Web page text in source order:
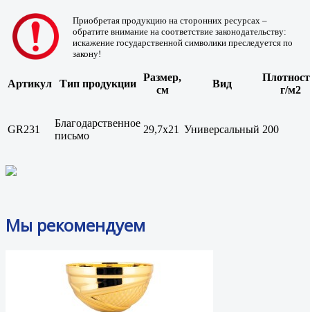
Приобретая продукцию на сторонних ресурсах –
обратите внимание на соответствие законодательству:
искажение государственной символики преследуется по
закону!
Артикул Тип продукции
Размер,
см
Вид
г/м2
GR231
Благодарственное
письмо
29,7x21 Универсальный 200
Мы рекомендуем